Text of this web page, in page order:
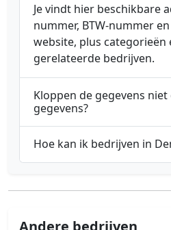
Je vindt hier beschikbare
nummer, BTW-nummer
website, plus categorieën
gerelateerde bedrijven.
Kloppen de gegevens
gegevens?
Hoe kan ik bedrijven in
Andere bedrijven